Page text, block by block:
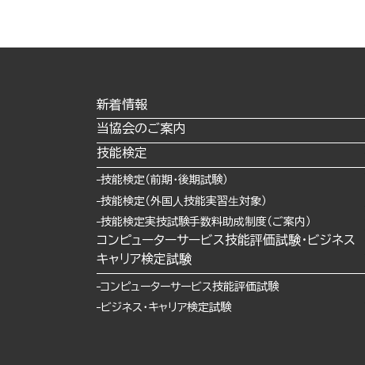
新着情報
当協会のご案内
技能検定
技能検定（前期・後期試験）
技能検定（外国⼈技能実習⽣対象）
技能検定実技試験手数料助成制度（ご案内）
コンピューターサービス技能評価試験・ビジネス
キャリア検定試験
コンピューターサービス技能評価試験
ビジネス・キャリア検定試験